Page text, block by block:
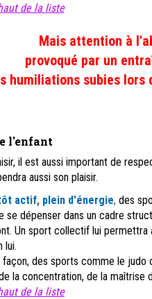
de la liste
Mais attention à
provoqué par un
humiliations subies
l'enfant
il est aussi important de
aussi son plaisir.
actif, plein d'énergie,des
se dépenser dans un cadre
Un sport collectif lui
lui.
façon, des sports comme le
la concentration, de la maîtrise
de la liste